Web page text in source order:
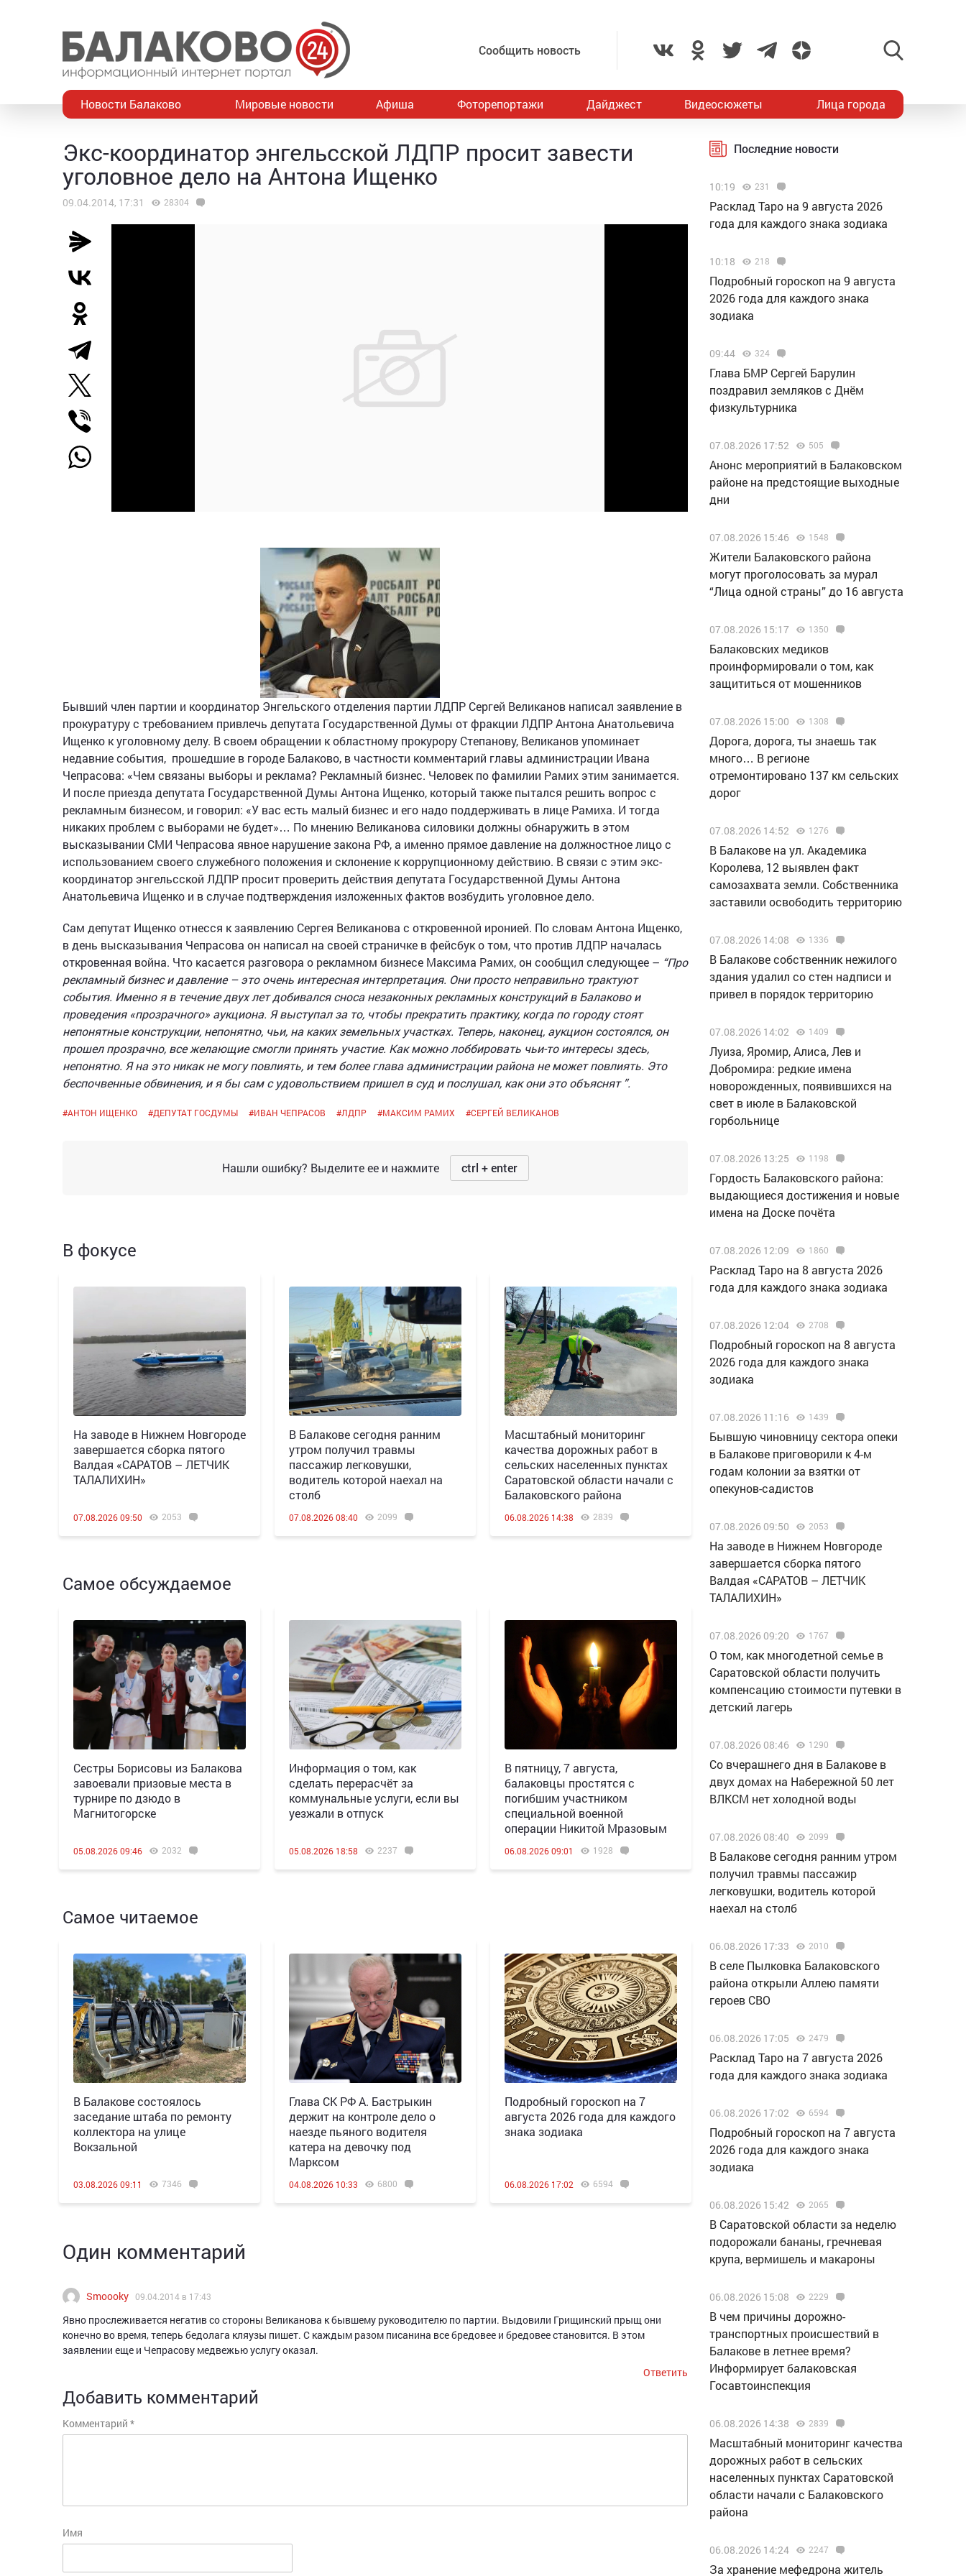
Сообщить новость
Новости Балаково Мировые новости Афиша Фоторепортажи Дайджест Видеосюжеты Лица города
Экс-координатор энгельсской ЛДПР просит завести
уголовное дело на Антона Ищенко
09.04.2014, 17:31 28304
Бывший член партии и координатор Энгельского отделения партии ЛДПР Сергей Великанов написал заявление в
прокуратуру с требованием привлечь депутата Государственной Думы от фракции ЛДПР Антона Анатольевича
Ищенко к уголовному делу. В своем обращении к областному прокурору Степанову, Великанов упоминает
недавние события, прошедшие в городе Балаково, в частности комментарий главы администрации Ивана
Чепрасова: «Чем связаны выборы и реклама? Рекламный бизнес. Человек по фамилии Рамих этим занимается.
И после приезда депутата Государственной Думы Антона Ищенко, который также пытался решить вопрос с
рекламным бизнесом, и говорил: «У вас есть малый бизнес и его надо поддерживать в лице Рамиха. И тогда
никаких проблем с выборами не будет»… По мнению Великанова силовики должны обнаружить в этом
высказывании СМИ Чепрасова явное нарушение закона РФ, а именно прямое давление на должностное лицо с
использованием своего служебного положения и склонение к коррупционному действию. В связи с этим экс-
координатор энгельсской ЛДПР просит проверить действия депутата Государственной Думы Антона
Анатольевича Ищенко и в случае подтверждения изложенных фактов возбудить уголовное дело.
Сам депутат Ищенко отнесся к заявлению Сергея Великанова с откровенной иронией. По словам Антона Ищенко,
в день высказывания Чепрасова он написал на своей страничке в фейсбук о том, что против ЛДПР началась
откровенная война. Что касается разговора о рекламном бизнесе Максима Рамих, он сообщил следующее – “Про
рекламный бизнес и давление – это очень интересная интерпретация. Они просто неправильно трактуют
события. Именно я в течение двух лет добивался сноса незаконных рекламных конструкций в Балаково и
проведения «прозрачного» аукциона. Я выступал за то, чтобы прекратить практику, когда по городу стоят
непонятные конструкции, непонятно, чьи, на каких земельных участках. Теперь, наконец, аукцион состоялся, он
прошел прозрачно, все желающие смогли принять участие. Как можно лоббировать чьи-то интересы здесь,
непонятно. Я на это никак не могу повлиять, и тем более глава администрации района не может повлиять. Это
беспочвенные обвинения, и я бы сам с удовольствием пришел в суд и послушал, как они это объяснят ”.
#АНТОН ИЩЕНКО #ДЕПУТАТ ГОСДУМЫ #ИВАН ЧЕПРАСОВ #ЛДПР #МАКСИМ РАМИХ #СЕРГЕЙ ВЕЛИКАНОВ
Нашли ошибку? Выделите ее и нажмите ctrl + enter
В фокусе
Н️а заводе в Нижнем Новгороде
завершается сборка пятого
Валдая «САРАТОВ – ЛЕТЧИК
ТАЛАЛИХИН»
07.08.2026 09:50 2053
В Балакове сегодня ранним
утром получил травмы
пассажир легковушки,
водитель которой наехал на
столб
07.08.2026 08:40 2099
Масштабный мониторинг
качества дорожных работ в
сельских населенных пунктах
Саратовской области начали с
Балаковского района
06.08.2026 14:38 2839
Самое обсуждаемое
Сестры Борисовы из Балакова
завоевали призовые места в
турнире по дзюдо в
Магнитогорске
05.08.2026 09:46 2032
Информация о том, как
сделать перерасчёт за
коммунальные услуги, если вы
уезжали в отпуск
05.08.2026 18:58 2237
В пятницу, 7 августа,
балаковцы простятся с
погибшим участником
специальной военной
операции Никитой Мразовым
06.08.2026 09:01 1928
Самое читаемое
В Балакове состоялось
заседание штаба по ремонту
коллектора на улице
Вокзальной
03.08.2026 09:11 7346
Глава СК РФ А. Бастрыкин
держит на контроле дело о
наезде пьяного водителя
катера на девочку под
Марксом
04.08.2026 10:33 6800
Подробный гороскоп на 7
августа 2026 года для каждого
знака зодиака
06.08.2026 17:02 6594
Один комментарий
Smoooky 09.04.2014 в 17:43
Явно прослеживается негатив со стороны Великанова к бывшему руководителю по партии. Выдовили Грищинский прыщ они
конечно во время, теперь бедолага кляузы пишет. С каждым разом писанина все бредовее и бредовее становится. В этом
заявлении еще и Чепрасову медвежью услугу оказал.
Ответить
Добавить комментарий
Комментарий *
Имя
Последние новости
10:19 231
Расклад Таро на 9 августа 2026
года для каждого знака зодиака
10:18 218
Подробный гороскоп на 9 августа
2026 года для каждого знака
зодиака
09:44 324
Глава БМР Сергей Барулин
поздравил земляков с Днём
физкультурника
07.08.2026 17:52 505
Анонс мероприятий в Балаковском
районе на предстоящие выходные
дни
07.08.2026 15:46 1548
Жители Балаковского района
могут проголосовать за мурал
“Лица одной страны” до 16 августа
07.08.2026 15:17 1350
Балаковских медиков
проинформировали о том, как
защититься от мошенников
07.08.2026 15:00 1308
Дорога, дорога, ты знаешь так
много… В регионе
отремонтировано 137 км сельских
дорог
07.08.2026 14:52 1276
В Балакове на ул. Академика
Королева, 12 выявлен факт
самозахвата земли. Собственника
заставили освободить территорию
07.08.2026 14:08 1336
В Балакове собственник нежилого
здания удалил со стен надписи и
привел в порядок территорию
07.08.2026 14:02 1409
Луиза, Яромир, Алиса, Лев и
Добромира: редкие имена
новорожденных, появившихся на
свет в июле в Балаковской
горбольнице
07.08.2026 13:25 1198
Гордость Балаковского района:
выдающиеся достижения и новые
имена на Доске почёта
07.08.2026 12:09 1860
Расклад Таро на 8 августа 2026
года для каждого знака зодиака
07.08.2026 12:04 2708
Подробный гороскоп на 8 августа
2026 года для каждого знака
зодиака
07.08.2026 11:16 1439
Бывшую чиновницу сектора опеки
в Балакове приговорили к 4-м
годам колонии за взятки от
опекунов-садистов
07.08.2026 09:50 2053
Н️а заводе в Нижнем Новгороде
завершается сборка пятого
Валдая «САРАТОВ – ЛЕТЧИК
ТАЛАЛИХИН»
07.08.2026 09:20 1767
О том, как многодетной семье в
Саратовской области получить
компенсацию стоимости путевки в
детский лагерь
07.08.2026 08:46 1290
Со вчерашнего дня в Балакове в
двух домах на Набережной 50 лет
ВЛКСМ нет холодной воды
07.08.2026 08:40 2099
В Балакове сегодня ранним утром
получил травмы пассажир
легковушки, водитель которой
наехал на столб
06.08.2026 17:33 2010
В селе Пылковка Балаковского
района открыли Аллею памяти
героев СВО
06.08.2026 17:05 2479
Расклад Таро на 7 августа 2026
года для каждого знака зодиака
06.08.2026 17:02 6594
Подробный гороскоп на 7 августа
2026 года для каждого знака
зодиака
06.08.2026 15:42 2065
В Саратовской области за неделю
подорожали бананы, гречневая
крупа, вермишель и макароны
06.08.2026 15:08 2229
В чем причины дорожно-
транспортных происшествий в
Балакове в летнее время?
Информирует балаковская
Госавтоинспекция
06.08.2026 14:38 2839
Масштабный мониторинг качества
дорожных работ в сельских
населенных пунктах Саратовской
области начали с Балаковского
района
06.08.2026 14:24 2247
За хранение мефедрона житель